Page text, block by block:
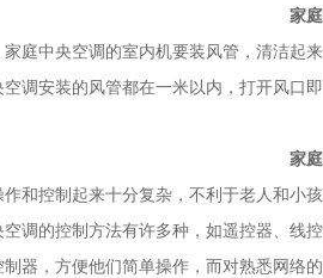
家
家庭中央空调的室内机要装风管，清洁起
调安装的风管都在一米以内，打开风口
家
和控制起来十分复杂，不利于老人和小
调的控制方法有许多种，如遥控器、线
器，方便他们简单操作，而对熟悉网络